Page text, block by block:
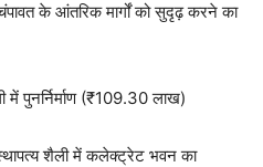
चंपावत के आंतरिक मार्गों को सुदृढ़ करने का
पुनर्निर्माण (₹109.30 लाख)
स्थापत्य शैली में कलेक्ट्रेट भवन का